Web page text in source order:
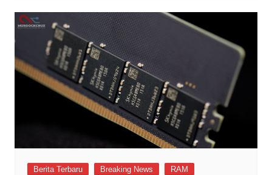
Berita Terbaru Breaking News RAM